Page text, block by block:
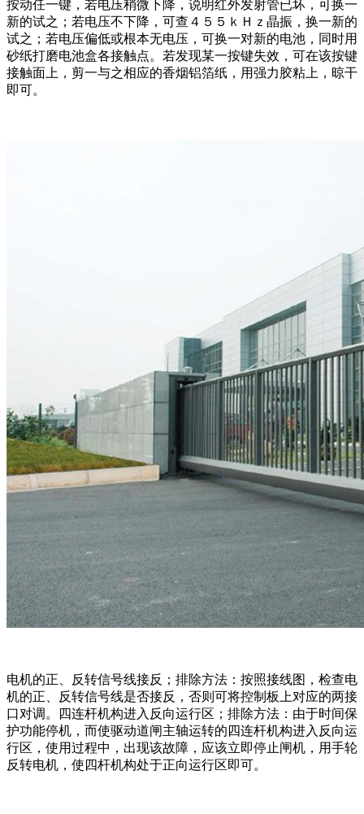
按动任一键，若电压稍微下降，说明红外发射管已坏，可换一
新的试之；若电压不下降，可查４５５ｋＨｚ晶振，换一新的
试之；若电压偏低或根本无电压，可换一对新的电池，同时用
砂纸打磨电池盒各接触点。若发现某一按键失效，可在该按键
接触面上，剪一与之相应的香烟铝箔纸，用强力胶粘上，晾干
即可。
电机的正、反转信号线接反；排除方法：按照接线图，检查电
机的正、反转信号线是否接反，否则可将控制板上对应的两接
口对调。四连杆机构进入反向运行区；排除方法：由于时间保
护功能停机，而使驱动道闸主轴运转的四连杆机构进入反向运
行区，使用过程中，出现该故障，应该立即停止闸机，用手轮
反转电机，使四杆机构处于正向运行区即可。